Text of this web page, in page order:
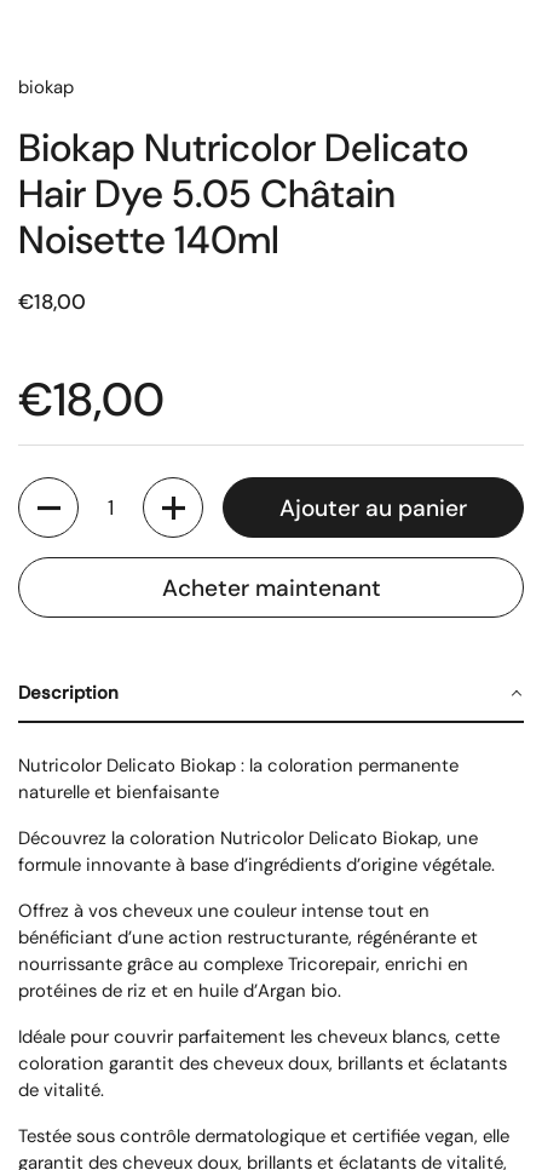
biokap
Biokap Nutricolor Delicato
Hair Dye 5.05 Châtain
Noisette 140ml
€18,00
€18,00
Quantité
Ajouter au panier
Acheter maintenant
Description
Nutricolor Delicato Biokap : la coloration permanente
naturelle et bienfaisante
Découvrez la coloration Nutricolor Delicato Biokap, une
formule innovante à base d’ingrédients d’origine végétale.
Offrez à vos cheveux une couleur intense tout en
bénéficiant d’une action restructurante, régénérante et
nourrissante grâce au complexe Tricorepair, enrichi en
protéines de riz et en huile d’Argan bio.
Idéale pour couvrir parfaitement les cheveux blancs, cette
coloration garantit des cheveux doux, brillants et éclatants
de vitalité.
Testée sous contrôle dermatologique et certifiée vegan, elle
garantit des cheveux doux, brillants et éclatants de vitalité,